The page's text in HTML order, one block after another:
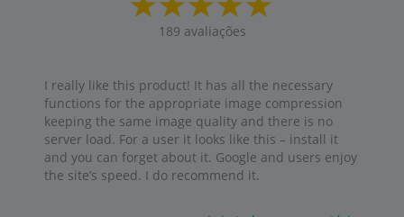
189 avaliações
I really like this product! It has all the necessary
functions for the appropriate image compression
keeping the same image quality and there is no
server load. For a user it looks like this – install it
and you can forget about it. Google and users enjoy
the site’s speed. I do recommend it.